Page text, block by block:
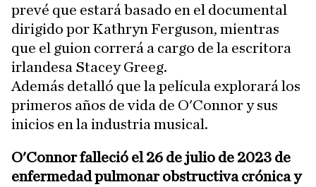
prevé que estará basado en el documental
dirigido por Kathryn Ferguson, mientras
que el guion correrá a cargo de la escritora
irlandesa Stacey Greeg.
Además detalló que la película explorará los
primeros años de vida de O'Connor y sus
inicios en la industria musical.
O'Connor falleció el 26 de julio de 2023 de
enfermedad pulmonar obstructiva crónica y